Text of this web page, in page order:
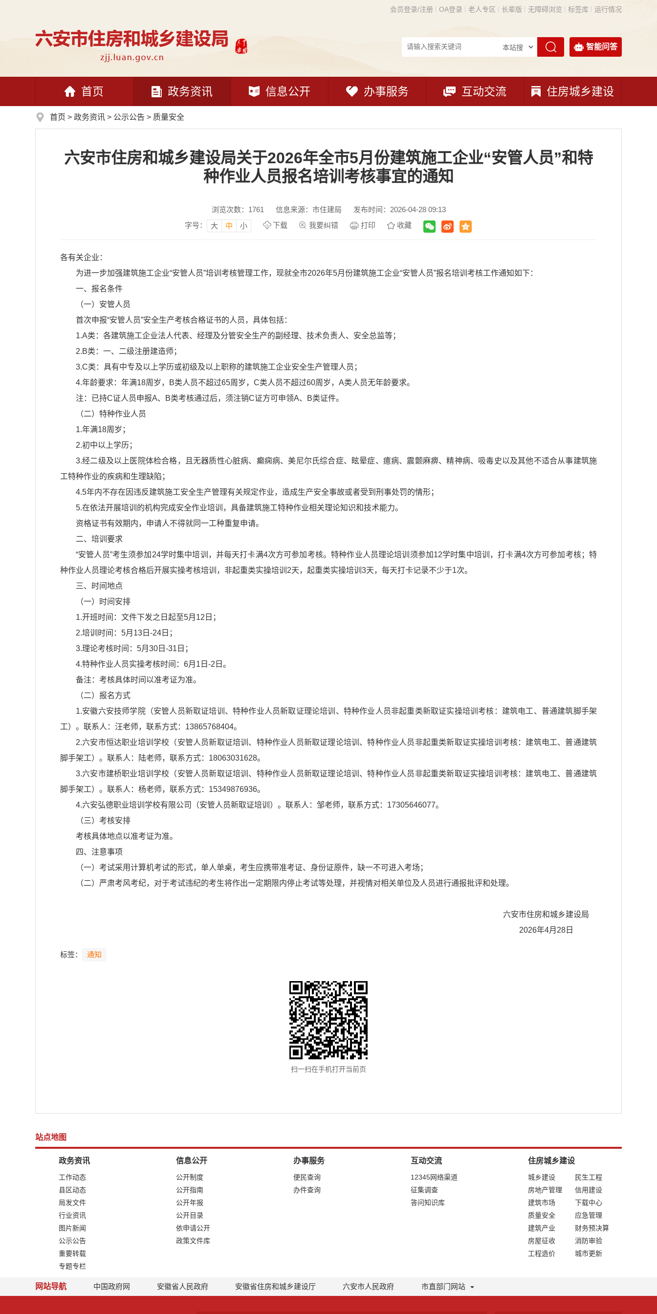
会员登录/注册 OA登录 老人专区 长辈版 无障碍浏览 标签库 运行情况
智能问答
首页 政务资讯 信息公开 办事服务 互动交流 住房城乡建设
首页 > 政务资讯 > 公示公告 > 质量安全
六安市住房和城乡建设局关于2026年全市5月份建筑施工企业“安管人员”和特
种作业人员报名培训考核事宜的通知
浏览次数： 1761 信息来源：市住建局
发布时间：2026-04-28 09:13
字号：
大 中 小 下载 我要纠错 打印 收藏
各有关企业：
为进一步加强建筑施工企业“安管人员”培训考核管理工作，现就全市2026年5月份建筑施工企业“安管人员”报名培训考核工作通知如下：
一、报名条件
（一）安管人员
首次申报“安管人员”安全生产考核合格证书的人员，具体包括：
1.A类：各建筑施工企业法人代表、经理及分管安全生产的副经理、技术负责人、安全总监等；
2.B类：一、二级注册建造师；
3.C类：具有中专及以上学历或初级及以上职称的建筑施工企业安全生产管理人员；
4.年龄要求：年满18周岁，B类人员不超过65周岁，C类人员不超过60周岁，A类人员无年龄要求。
注：已持C证人员申报A、B类考核通过后，须注销C证方可申领A、B类证件。
（二）特种作业人员
1.年满18周岁；
2.初中以上学历；
3.经二级及以上医院体检合格，且无器质性心脏病、癫痫病、美尼尔氏综合症、眩晕症、癔病、震颤麻痹、精神病、吸毒史以及其他不适合从事建筑施
工特种作业的疾病和生理缺陷；
4.5年内不存在因违反建筑施工安全生产管理有关规定作业，造成生产安全事故或者受到刑事处罚的情形；
5.在依法开展培训的机构完成安全作业培训，具备建筑施工特种作业相关理论知识和技术能力。
资格证书有效期内，申请人不得就同一工种重复申请。
二、培训要求
“安管人员”考生须参加24学时集中培训，并每天打卡满4次方可参加考核。特种作业人员理论培训须参加12学时集中培训，打卡满4次方可参加考核；特
种作业人员理论考核合格后开展实操考核培训，非起重类实操培训2天，起重类实操培训3天，每天打卡记录不少于1次。
三、时间地点
（一）时间安排
1.开班时间：文件下发之日起至5月12日；
2.培训时间：5月13日-24日；
3.理论考核时间：5月30日-31日；
4.特种作业人员实操考核时间：6月1日-2日。
备注：考核具体时间以准考证为准。
（二）报名方式
1.安徽六安技师学院（安管人员新取证培训、特种作业人员新取证理论培训、特种作业人员非起重类新取证实操培训考核：建筑电工、普通建筑脚手架
工）。联系人：汪老师，联系方式：13865768404。
2.六安市恒达职业培训学校（安管人员新取证培训、特种作业人员新取证理论培训、特种作业人员非起重类新取证实操培训考核：建筑电工、普通建筑
脚手架工）。联系人：陆老师，联系方式：18063031628。
3.六安市建桥职业培训学校（安管人员新取证培训、特种作业人员新取证理论培训、特种作业人员非起重类新取证实操培训考核：建筑电工、普通建筑
脚手架工）。联系人：杨老师，联系方式：15349876936。
4.六安弘德职业培训学校有限公司（安管人员新取证培训）。联系人：邹老师，联系方式：17305646077。
（三）考核安排
考核具体地点以准考证为准。
四、注意事项
（一）考试采用计算机考试的形式，单人单桌，考生应携带准考证、身份证原件，缺一不可进入考场；
（二）严肃考风考纪，对于考试违纪的考生将作出一定期限内停止考试等处理，并视情对相关单位及人员进行通报批评和处理。
六安市住房和城乡建设局
2026年4月28日
标签： 通知
扫一扫在手机打开当前页
站点地图
政务资讯
工作动态
县区动态
局发文件
行业资讯
图片新闻
公示公告
重要转载
专题专栏
信息公开
公开制度
公开指南
公开年报
公开目录
依申请公开
政策文件库
办事服务
便民查询
办件查询
互动交流
12345网络渠道
征集调查
答问知识库
住房城乡建设
城乡建设
民生工程
房地产管理
信用建设
建筑市场
下载中心
质量安全
应急管理
建筑产业
财务预决算
房屋征收
消防审验
工程造价
城市更新
网站导航 中国政府网 安徽省人民政府 安徽省住房和城乡建设厅 六安市人民政府 市直部门网站